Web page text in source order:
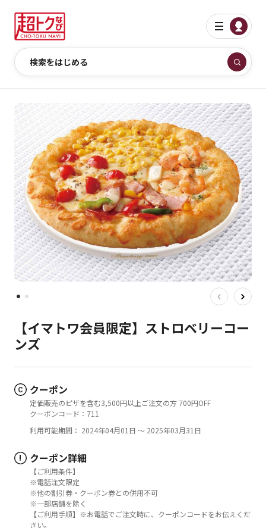
検索をはじめる
【イマトワ会員限定】ストロベリーコー
ンズ
クーポン
定価販売のピザを含む3,500円以上ご注文の方 700円OFF
クーポンコード：711
利用可能期間： 2024年04月01日 ～ 2025年03月31日
! クーポン詳細
【ご利用条件】
※電話注文限定
※他の割引券・クーポン券との併用不可
※一部店舗を除く
【ご利用手順】※お電話でご注文時に、クーポンコードをお伝えくだ
さい。